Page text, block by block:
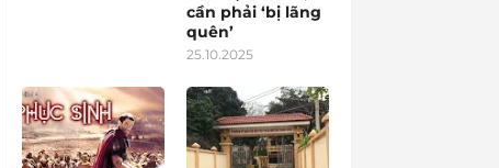
cần phải ‘bị lãng
quên’
25.10.2025